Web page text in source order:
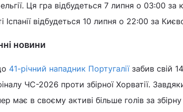
Ця гра відбудеться 7 липня о 03:00 за
Іспанії відбудеться 10 липня о 22:00 за
новини
41-річний нападник Португаліїзабив свій
ЧС-2026 проти збірної Хорватії.
має в своєму активі більше голів за збірну